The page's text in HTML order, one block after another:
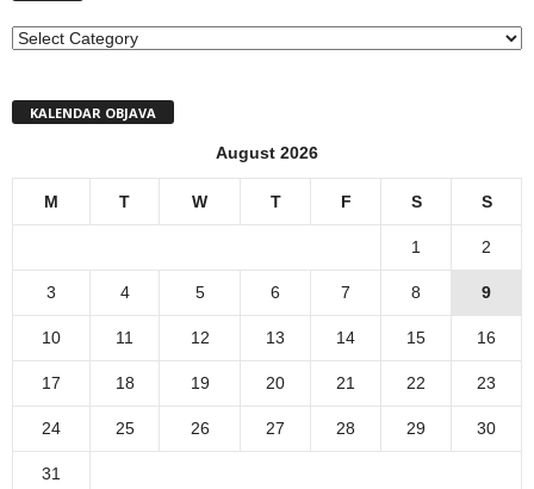
MENI
KALENDAR OBJAVA
August 2026
M T W T F S S
1 2
3 4 5 6 7 8 9
10 11 12 13 14 15 16
17 18 19 20 21 22 23
24 25 26 27 28 29 30
31